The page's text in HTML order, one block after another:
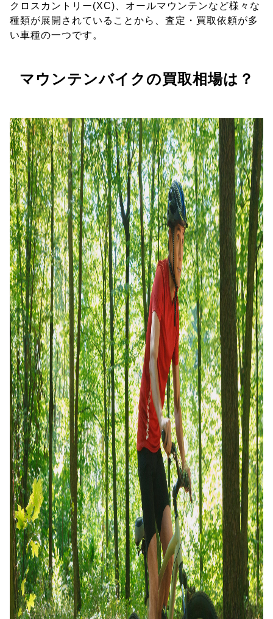
クロスカントリー(XC)、オールマウンテンなど様々な
種類が展開されていることから、査定・買取依頼が多
い車種の一つです。
マウンテンバイクの買取相場は？